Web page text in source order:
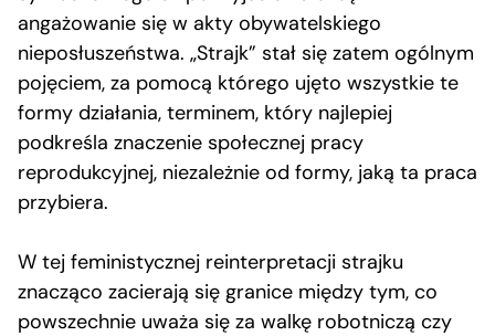
angażowanie się w akty obywatelskiego
nieposłuszeństwa. „Strajk” stał się zatem ogólnym
pojęciem, za pomocą którego ujęto wszystkie te
formy działania, terminem, który najlepiej
podkreśla znaczenie społecznej pracy
reprodukcyjnej, niezależnie od formy, jaką ta praca
przybiera.
W tej feministycznej reinterpretacji strajku
znacząco zacierają się granice między tym, co
powszechnie uważa się za walkę robotniczą czy